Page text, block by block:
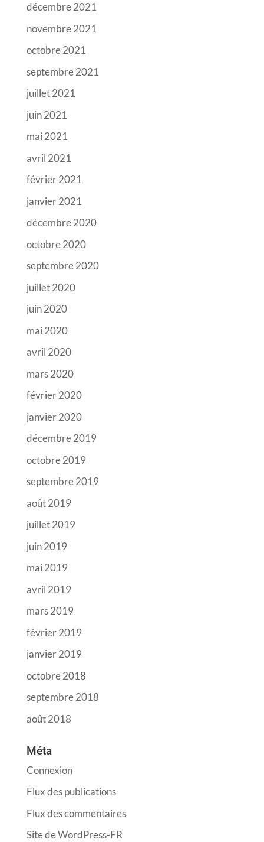
décembre 2021
novembre 2021
octobre 2021
septembre 2021
juillet 2021
juin 2021
mai 2021
avril 2021
février 2021
janvier 2021
décembre 2020
octobre 2020
septembre 2020
juillet 2020
juin 2020
mai 2020
avril 2020
mars 2020
février 2020
janvier 2020
décembre 2019
octobre 2019
septembre 2019
août 2019
juillet 2019
juin 2019
mai 2019
avril 2019
mars 2019
février 2019
janvier 2019
octobre 2018
septembre 2018
août 2018
Méta
Connexion
Flux des publications
Flux des commentaires
Site de WordPress-FR